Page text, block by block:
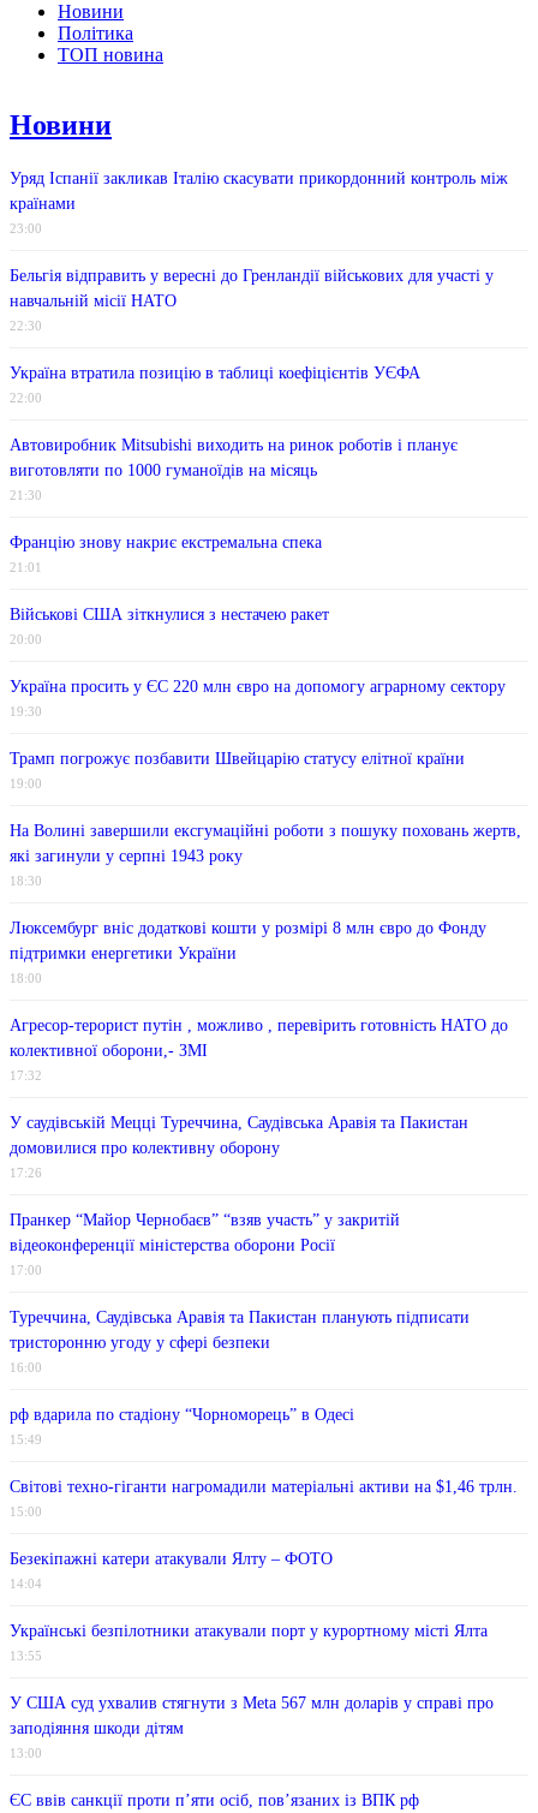
Новини
Політика
ТОП новина
Новини
Уряд Іспанії закликав Італію скасувати прикордонний контроль між
країнами
23:00
Бельгія відправить у вересні до Гренландії військових для участі у
навчальній місії НАТО
22:30
Україна втратила позицію в таблиці коефіцієнтів УЄФА
22:00
Автовиробник Mitsubishi виходить на ринок роботів і планує
виготовляти по 1000 гуманоїдів на місяць
21:30
Францію знову накриє екстремальна спека
21:01
Військові США зіткнулися з нестачею ракет
20:00
Україна просить у ЄС 220 млн євро на допомогу аграрному сектору
19:30
Трамп погрожує позбавити Швейцарію статусу елітної країни
19:00
На Волині завершили ексгумаційні роботи з пошуку поховань жертв,
які загинули у серпні 1943 року
18:30
Люксембург вніс додаткові кошти у розмірі 8 млн євро до Фонду
підтримки енергетики України
18:00
Агресор-терорист путін , можливо , перевірить готовність НАТО до
колективної оборони,- ЗМІ
17:32
У саудівській Мецці Туреччина, Саудівська Аравія та Пакистан
домовилися про колективну оборону
17:26
Пранкер “Майор Чернобаєв” “взяв участь” у закритій
відеоконференції міністерства оборони Росії
17:00
Туреччина, Саудівська Аравія та Пакистан планують підписати
тристоронню угоду у сфері безпеки
16:00
рф вдарила по стадіону “Чорноморець” в Одесі
15:49
Світові техно-гіганти нагромадили матеріальні активи на $1,46 трлн.
15:00
Безекіпажні катери атакували Ялту – ФОТО
14:04
Українські безпілотники атакували порт у курортному місті Ялта
13:55
У США суд ухвалив стягнути з Meta 567 млн ​​доларів у справі про
заподіяння шкоди дітям
13:00
ЄС ввів санкції проти п’яти осіб, пов’язаних із ВПК рф